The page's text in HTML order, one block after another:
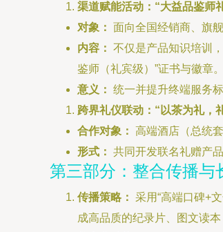
渠道赋能活动：“大益品鉴师
对象： 面向全国经销商、旗
内容： 不仅是产品知识培训
鉴师（礼宾级）”证书与徽章。
意义： 统一并提升终端服务
跨界礼仪联动：“以茶为礼，
合作对象： 高端酒店（总统
形式： 共同开发联名礼赠产
第三部分：整合传播与
传播策略： 采用“高端口碑+
成高品质的纪录片、图文读